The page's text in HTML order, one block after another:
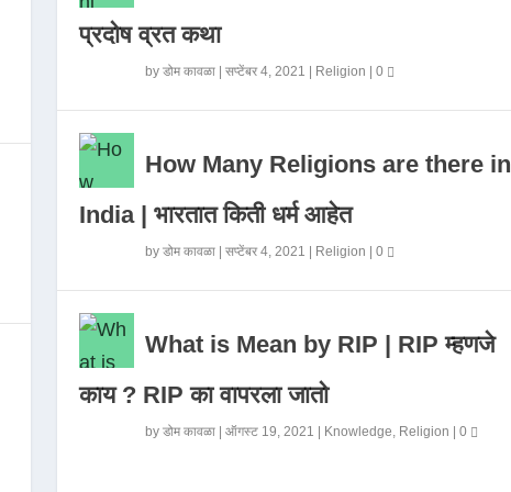
प्रदोष व्रत कथा
by डोम कावळा| सप्टेंबर 4, 2021 Religion 0
How Many Religions are there in
India | भारतात किती धर्म आहेत
by डोम कावळा| सप्टेंबर 4, 2021 Religion 0
What is Mean by RIP | RIP म्हणजे
काय ? RIP का वापरला जातो
by डोम कावळा| ऑगस्ट 19, 2021 Knowledge, Religion 0